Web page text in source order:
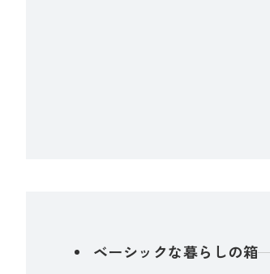
ベーシックな暮らしの箱